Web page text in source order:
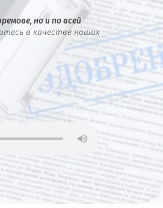
но и по всей
в качестве наших